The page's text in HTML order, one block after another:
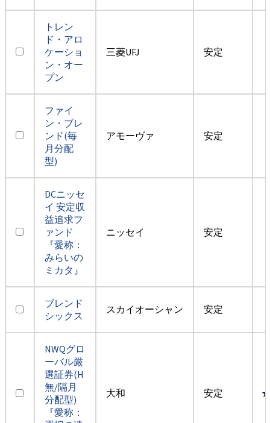
トレン
ド・アロ
ケーショ
ン・オー
プン
三菱UFJ 安定
ファイ
ン・ブレ
ンド(毎
月分配
型)
アモーヴァ 安定
DCニッセ
イ 安定収
益追求フ
ァンド
『愛称：
みらいの
ミカタ』
ニッセイ 安定
ブレンド
シックス
スカイオーシャン 安定
NWQグロ
ーバル厳
選証券(H
無/隔月
分配型)
『愛称：
大和 安定